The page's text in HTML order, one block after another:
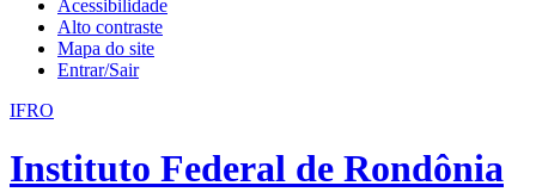
Acessibilidade
Alto contraste
Mapa do site
Entrar/Sair
IFRO
Instituto Federal de Rondônia